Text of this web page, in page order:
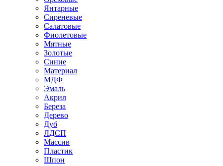
Янтарные
Сиреневые
Салатовые
Фиолетовые
Мятные
Золотые
Синие
Материал
МДФ
Эмаль
Акрил
Береза
Дерево
Дуб
ЛДСП
Массив
Пластик
Шпон